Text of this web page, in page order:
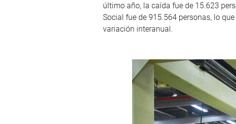
último año, la caída fue de 15.623
Social fue de 915.564 personas, lo
variación interanual.